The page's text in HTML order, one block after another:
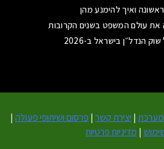
ואיך להימנע מהן
עולם המשפט בשנים הקרובות
הנדל״ן בישראל ב-2026
מערכת | יצירת קשר | פרסום ושיתופי פעולה |
| מדיניות פרטיות